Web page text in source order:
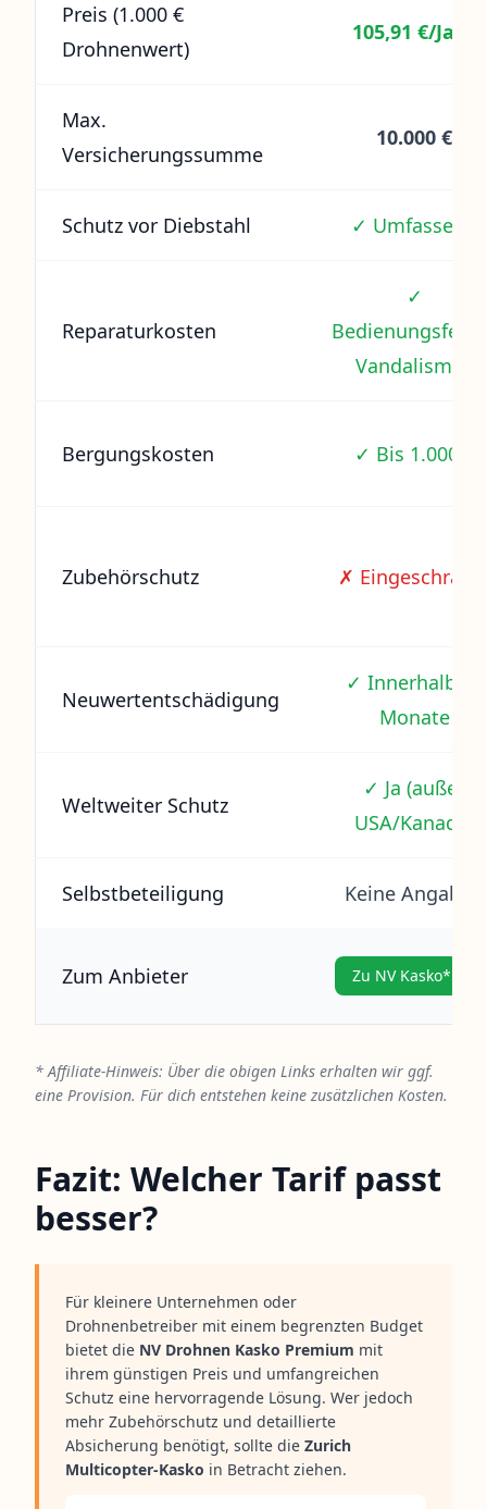
Preis (1.000 €
Drohnenwert)
105,91 €/Jahr
Max.
Versicherungssumme
10.000 €
Schutz vor Diebstahl ✓ Umfassend
Reparaturkosten
✓
Vandalismus
Bergungskosten ✓ Bis 1.000 €
Zubehörschutz ✗
Neuwertentschädigung
✓ Innerhalb 18
Monate
Weltweiter Schutz
✓ Ja (außer
USA/Kanada)
Selbstbeteiligung Keine Angaben
Zum Anbieter Zu NV Kasko*
* Affiliate-Hinweis: Über die obigen Links erhalten wir ggf.
eine Provision. Für dich entstehen keine zusätzlichen Kosten.
Fazit: Welcher Tarif passt
besser?
Für kleinere Unternehmen oder
Drohnenbetreiber mit einem begrenzten Budget
bietet die NV Drohnen Kasko Premium mit
ihrem günstigen Preis und umfangreichen
Schutz eine hervorragende Lösung. Wer jedoch
mehr Zubehörschutz und detaillierte
Absicherung benötigt, sollte die Zurich
Multicopter-Kasko in Betracht ziehen.